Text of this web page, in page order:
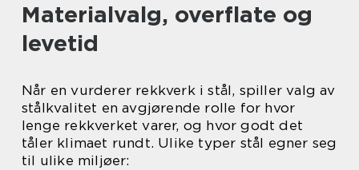
Materialvalg, overflate og
levetid
Når en vurderer rekkverk i stål, spiller valg av
stålkvalitet en avgjørende rolle for hvor
lenge rekkverket varer, og hvor godt det
tåler klimaet rundt. Ulike typer stål egner seg
til ulike miljøer: